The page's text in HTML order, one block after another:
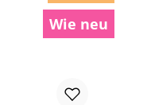
Wie neu